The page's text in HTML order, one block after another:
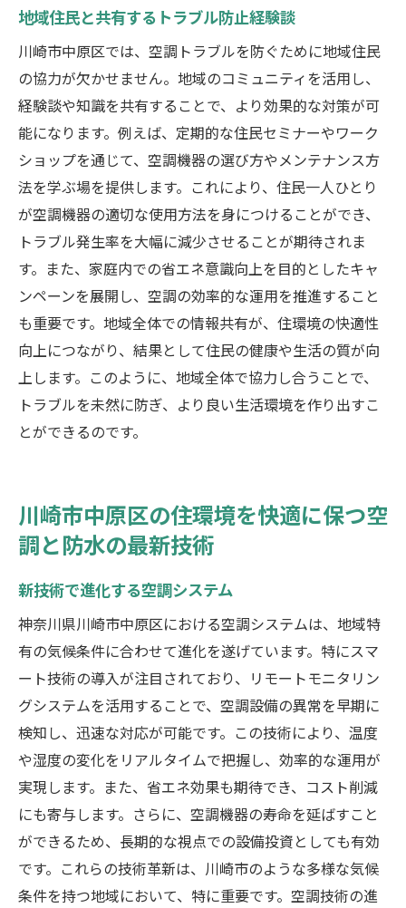
地域住民と共有するトラブル防止経験談
川崎市中原区では、空調トラブルを防ぐために地域住民
の協力が欠かせません。地域のコミュニティを活用し、
経験談や知識を共有することで、より効果的な対策が可
能になります。例えば、定期的な住民セミナーやワーク
ショップを通じて、空調機器の選び方やメンテナンス方
法を学ぶ場を提供します。これにより、住民一人ひとり
が空調機器の適切な使用方法を身につけることができ、
トラブル発生率を大幅に減少させることが期待されま
す。また、家庭内での省エネ意識向上を目的としたキャ
ンペーンを展開し、空調の効率的な運用を推進すること
も重要です。地域全体での情報共有が、住環境の快適性
向上につながり、結果として住民の健康や生活の質が向
上します。このように、地域全体で協力し合うことで、
トラブルを未然に防ぎ、より良い生活環境を作り出すこ
とができるのです。
川崎市中原区の住環境を快適に保つ空
調と防水の最新技術
新技術で進化する空調システム
神奈川県川崎市中原区における空調システムは、地域特
有の気候条件に合わせて進化を遂げています。特にスマ
ート技術の導入が注目されており、リモートモニタリン
グシステムを活用することで、空調設備の異常を早期に
検知し、迅速な対応が可能です。この技術により、温度
や湿度の変化をリアルタイムで把握し、効率的な運用が
実現します。また、省エネ効果も期待でき、コスト削減
にも寄与します。さらに、空調機器の寿命を延ばすこと
ができるため、長期的な視点での設備投資としても有効
です。これらの技術革新は、川崎市のような多様な気候
条件を持つ地域において、特に重要です。空調技術の進